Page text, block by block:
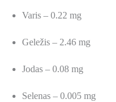
Varis – 0.22 mg
Geležis – 2.46 mg
Jodas – 0.08 mg
Selenas – 0.005 mg